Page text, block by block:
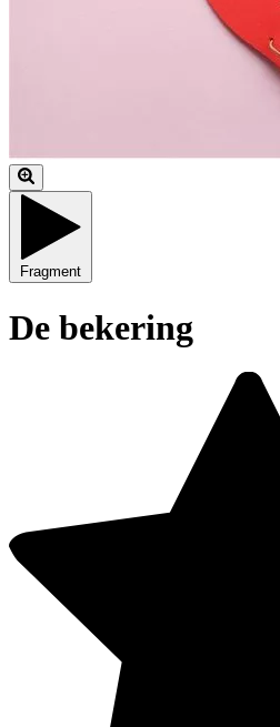
Fragment
De bekering